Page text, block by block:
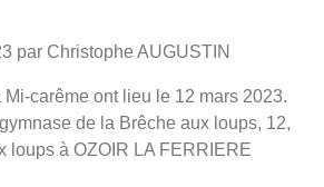
par Christophe AUGUSTIN
carême ont lieu le 12 mars 2023.
de la Brêche aux loups, 12,
loups à OZOIR LA FERRIERE